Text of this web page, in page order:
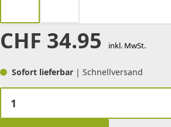
CHF 34.95 inkl. MwSt.
Sofort lieferbar | Schnellversand